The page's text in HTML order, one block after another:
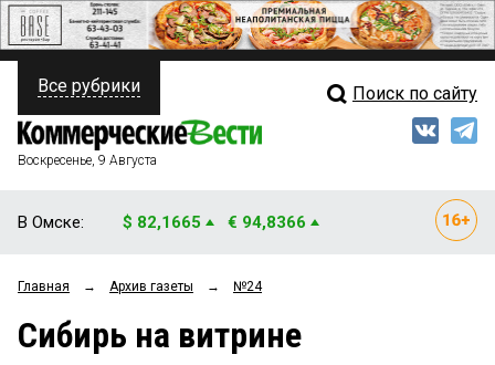
ПОЛИТИКА
ФИНАНСЫ
ОБЩЕСТВО
ЗАКОН
Свежий выпуск
Рейтинги
Все рубрики Поиск по сайту
Воскресенье, 9 Августа
В Омске: $ 82,1665 € 94,8366
Главная → Архив газеты → №24
Сибирь на витрине